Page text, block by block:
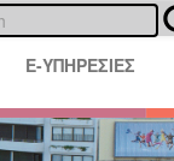
E-ΥΠΗΡΕΣΙΕΣ